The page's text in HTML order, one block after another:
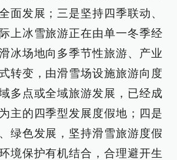
面发展；三是坚持四季联动、
上冰雪旅游正在由单一冬季经
冰场地向多季节性旅游、产业
转变，由滑雪场设施旅游向度
多点或全域旅游发展，已经成
主的四季型发展度假地；四是
绿色发展，坚持滑雪旅游度假
境保护有机结合，合理避开生